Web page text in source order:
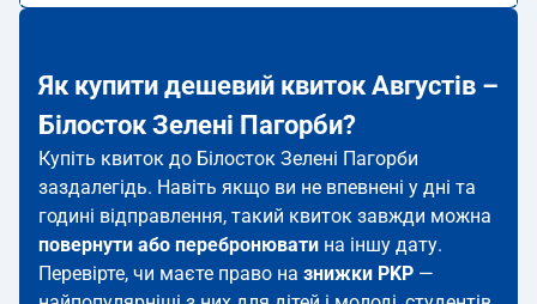
Як купити дешевий квиток Августів –
Білосток Зелені Пагорби?
Купіть квиток до Білосток Зелені Пагорби
заздалегідь. Навіть якщо ви не впевнені у дні та
годині відправлення, такий квиток завжди можна
повернути або перебронювати на іншу дату.
Перевірте, чи маєте право на знижки PKP —